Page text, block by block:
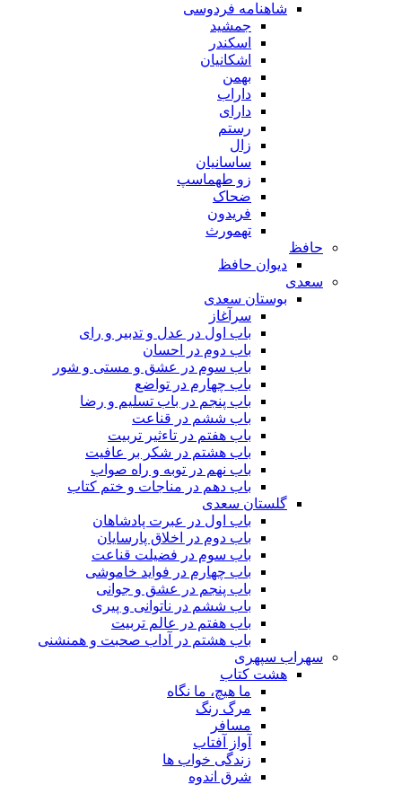
شاهنامه فردوسی
جمشید
اسکندر
اشکانیان
بهمن
داراب
دارای
رستم
زال
ساسانیان
زو طهماسپ‏
ضحاک
فریدون
تهمورث
حافظ
دیوان حافظ
سعدی
بوستان سعدی
سرآغاز
باب اول در عدل و تدبیر و رای
باب دوم در احسان
باب سوم در عشق و مستی و شور
باب چهارم در تواضع
باب پنجم در باب تسلیم و رضا
باب ششم در قناعت
باب هفتم در تاءثیر تربیت
باب هشتم در شکر بر عافیت
باب نهم در توبه و راه صواب
باب دهم در مناجات و ختم کتاب
گلستان سعدی
باب اول در عبرت پادشاهان
باب دوم در اخلاق پارسایان
باب سوم در فضیلت قناعت
باب چهارم در فواید خاموشى
باب پنجم در عشق و جوانى
باب ششم در ناتوانى و پیرى
باب هفتم در عالم تربیت
باب هشتم در آداب صحبت و همنشنى
سهراب سپهری
هشت کتاب
ما هیچ، ما نگاه
مرگ رنگ
مسافر
آواز آفتاب
زندگی خواب ها
شرق اندوه